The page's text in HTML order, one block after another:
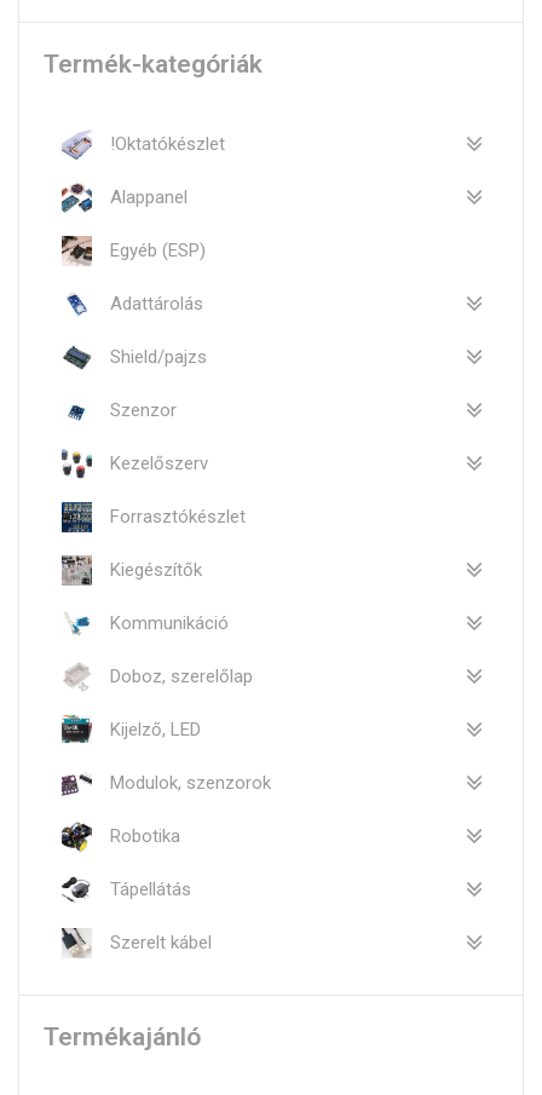
Termék-kategóriák
!Oktatókészlet
Alappanel
Egyéb (ESP)
Adattárolás
Shield/pajzs
Szenzor
Kezelőszerv
Forrasztókészlet
Kiegészítők
Kommunikáció
Doboz, szerelőlap
Kijelző, LED
Modulok, szenzorok
Robotika
Tápellátás
Szerelt kábel
Termékajánló